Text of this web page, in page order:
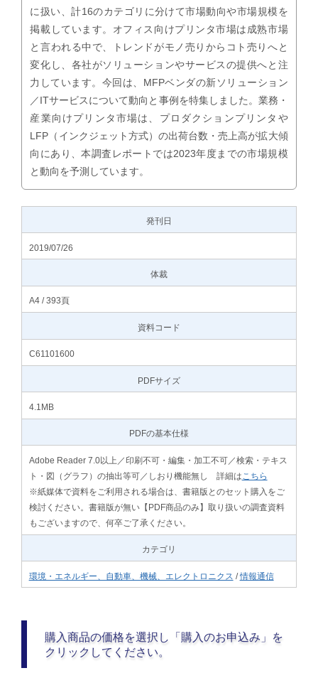
に扱い、計16のカテゴリに分けて市場動向や市場規模を
掲載しています。オフィス向けプリンタ市場は成熟市場
と言われる中で、トレンドがモノ売りからコト売りへと
変化し、各社がソリューションやサービスの提供へと注
力しています。今回は、MFPベンダの新ソリューション
／ITサービスについて動向と事例を特集しました。業務・
産業向けプリンタ市場は、プロダクションプリンタや
LFP（インクジェット方式）の出荷台数・売上高が拡大傾
向にあり、本調査レポートでは2023年度までの市場規模
と動向を予測しています。
発刊日
2019/07/26
体裁
A4 / 393頁
資料コード
C61101600
PDFサイズ
4.1MB
PDFの基本仕様
Adobe Reader 7.0以上／印刷不可・編集・加工不可／検索・テキス
ト・図（グラフ）の抽出等可／しおり機能無し 詳細は こちら
※紙媒体で資料をご利用される場合は、書籍版とのセット購入をご
検討ください。書籍版が無い【PDF商品のみ】取り扱いの調査資料
もございますので、何卒ご了承ください。
カテゴリ
環境・エネルギー、自動車、機械、エレクトロニクス /情報通信
購入商品の価格を選択し「購入のお申込み」を
クリックしてください。